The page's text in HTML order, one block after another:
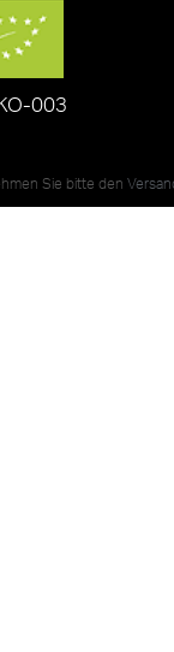
003
Sie bitte den